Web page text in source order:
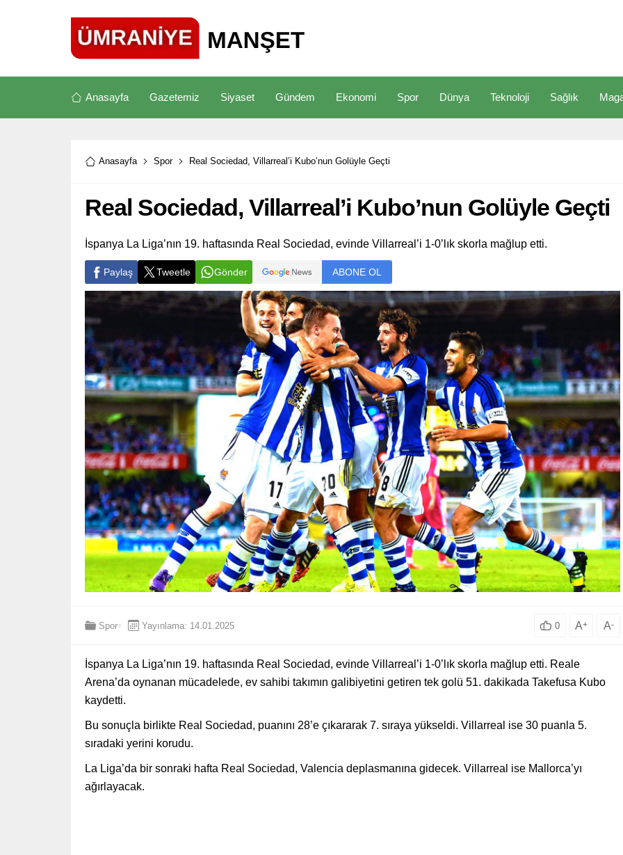
Anasayfa Gazetemiz Siyaset Gündem Ekonomi Spor Dünya Teknoloji Sağlık
Anasayfa Spor Real Sociedad, Villarreal’i Kubo’nun Golüyle Geçti
Real Sociedad, Villarreal’i Kubo’nun Golüyle Geçti
İspanya La Liga’nın 19. haftasında Real Sociedad, evinde Villarreal’i 1-0’lık skorla mağlup etti.
Paylaş Tweetle Gönder ABONE OL
Spor Yayınlama: 14.01.2025 0 A+ A-
İspanya La Liga’nın 19. haftasında Real Sociedad, evinde Villarreal’i 1-0’lık skorla mağlup etti. Reale
Arena’da oynanan mücadelede, ev sahibi takımın galibiyetini getiren tek golü 51. dakikada Takefusa Kubo
kaydetti.
Bu sonuçla birlikte Real Sociedad, puanını 28’e çıkararak 7. sıraya yükseldi. Villarreal ise 30 puanla 5.
sıradaki yerini korudu.
La Liga’da bir sonraki hafta Real Sociedad, Valencia deplasmanına gidecek. Villarreal ise Mallorca’yı
ağırlayacak.